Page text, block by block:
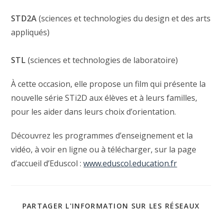
STD2A(sciences et technologies du design et des arts
appliqués)
STL(sciences et technologies de laboratoire)
À cette occasion, elle propose un film qui présente la
nouvelle série STi2D aux élèves et à leurs familles,
pour les aider dans leurs choix d’orientation.
Découvrez les programmes d’enseignement et la
vidéo, à voir en ligne ou à télécharger, sur la page
d’accueil d’Eduscol :www.eduscol.education.fr
PARTAGER L'INFORMATION SUR LES RÉSEAUX